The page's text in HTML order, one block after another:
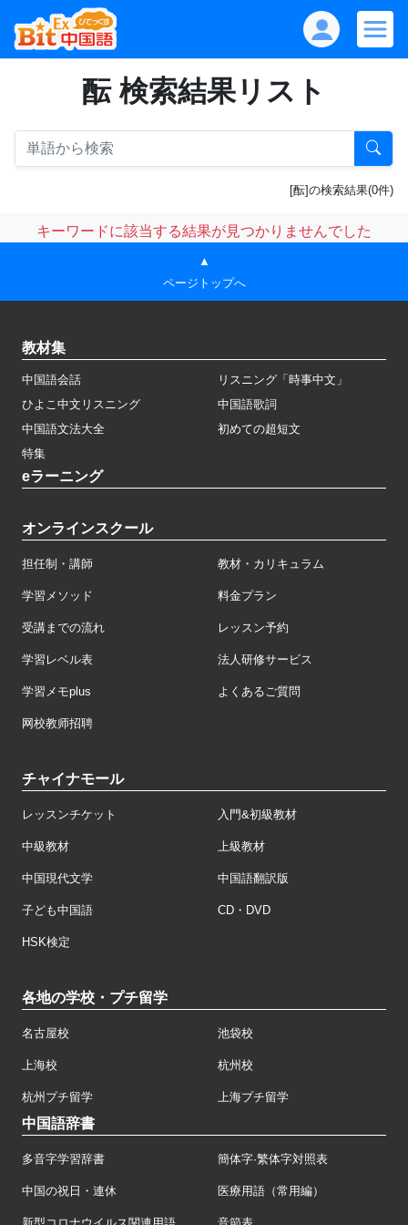
酝 検索結果リスト
[酝]の検索結果(0件)
キーワードに該当する結果が見つかりませんでした
▲
ページトップへ
教材集
中国語会話
リスニング「時事中文」
ひよこ中文リスニング
中国語歌詞
中国語文法大全
初めての超短文
特集
eラーニング
オンラインスクール
担任制・講師 教材・カリキュラム
学習メソッド 料金プラン
受講までの流れ レッスン予約
学習レベル表 法人研修サービス
学習メモplus よくあるご質問
网校教师招聘
チャイナモール
レッスンチケット 入門&初級教材
中級教材 上級教材
中国現代文学 中国語翻訳版
子ども中国語 CD・DVD
HSK検定
各地の学校・プチ留学
名古屋校 池袋校
上海校 杭州校
杭州プチ留学 上海プチ留学
中国語辞書
多音字学習辞書 簡体字·繁体字対照表
中国の祝日・連休 医療用語（常用編）